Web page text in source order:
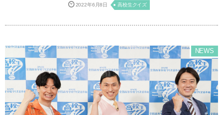
2022年6月8日 高校生クイズ
NEWS